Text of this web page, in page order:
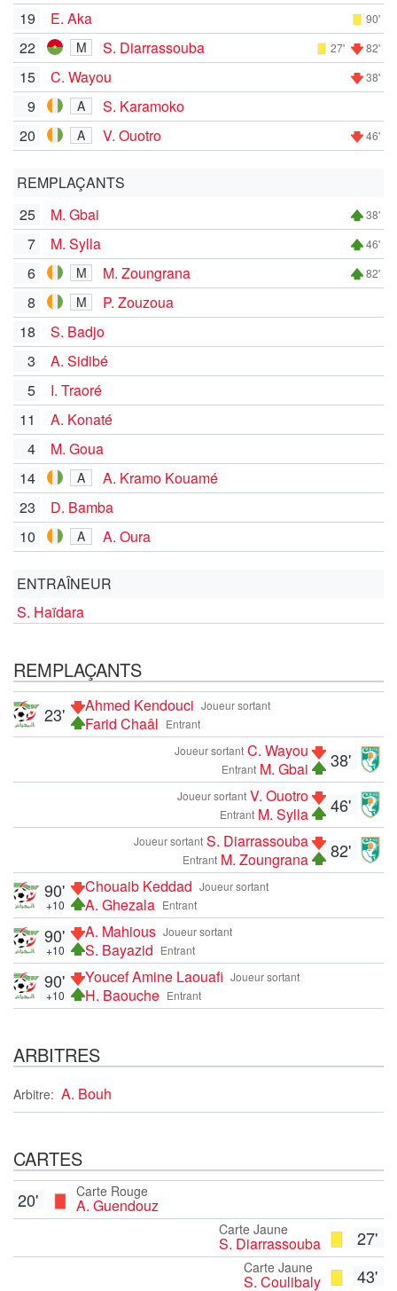
19
E. Aka 90'
22 M S. Diarrassouba 27' 82'
15 C. Wayou 38'
9 A
S. Karamoko
20
A V. Ouotro 46'
REMPLAÇANTS
25
M. Gbai 38'
7 M. Sylla 46'
6 M M. Zoungrana 82'
8 M
P. Zouzoua
18
S. Badjo
3
A. Sidibé
5
I. Traoré
11
A. Konaté
4
M. Goua
14
A
A. Kramo Kouamé
23
D. Bamba
10
A A. Oura
ENTRAÎNEUR
S. Haïdara
REMPLAÇANTS
Joueur sortant
Ahmed Kendouci
Entrant
Farid Chaâl
23'
38'
Joueur sortant C. Wayou
Entrant M. Gbai
46'
Joueur sortant V. Ouotro
Entrant M. Sylla
82'
Joueur sortant S. Diarrassouba
Entrant M. Zoungrana
Joueur sortant
Chouaib Keddad
Entrant
A. Ghezala
90'
+10
Joueur sortant
A. Mahious
Entrant
S. Bayazid
90'
+10
Joueur sortant
Youcef Amine Laouafi
Entrant
H. Baouche
90'
+10
ARBITRES
Arbitre: A. Bouh
CARTES
Carte Rouge
A. Guendouz
20'
27'
Carte Jaune
S. Diarrassouba
43'
Carte Jaune
S. Coulibaly